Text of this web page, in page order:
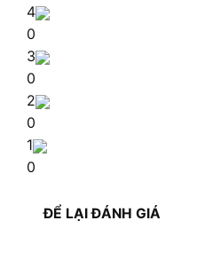
4
0
3
0
2
0
1
0
ĐỂ LẠI ĐÁNH GIÁ